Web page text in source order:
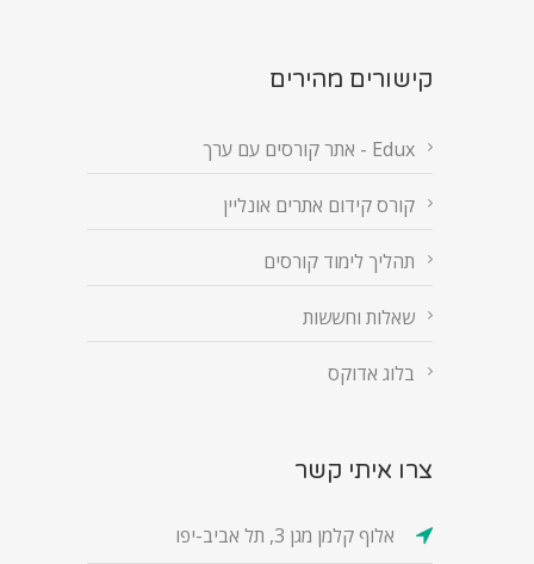
קישורים מהירים
Edux - אתר קורסים עם ערך
קורס קידום אתרים אונליין
תהליך לימוד קורסים
שאלות וחששות
בלוג אדוקס
צרו איתי קשר
אלוף קלמן מגן 3, תל אביב-יפו